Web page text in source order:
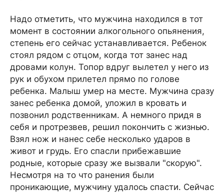
Надо отметить, что мужчина находился в тот
момент в состоянии алкогольного опьянения,
степень его сейчас устанавливается. Ребенок
стоял рядом с отцом, когда тот занес над
дровами колун. Топор вдруг вылетел у него из
рук и обухом прилетел прямо по голове
ребенка. Малыш умер на месте. Мужчина сразу
занес ребенка домой, уложил в кровать и
позвонил родственникам. А немного придя в
себя и протрезвев, решил покончить с жизнью.
Взял нож и нанес себе несколько ударов в
живот и грудь. Его спасли прибежавшие
родные, которые сразу же вызвали "скорую".
Несмотря на то что ранения были
проникающие, мужчину удалось спасти. Сейчас